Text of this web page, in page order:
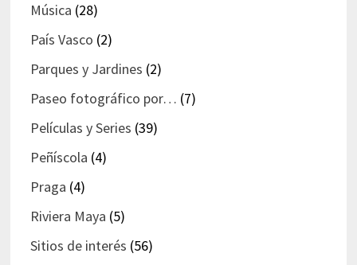
Música (28)
País Vasco (2)
Parques y Jardines (2)
Paseo fotográfico por… (7)
Películas y Series (39)
Peñíscola (4)
Praga (4)
Riviera Maya (5)
Sitios de interés (56)